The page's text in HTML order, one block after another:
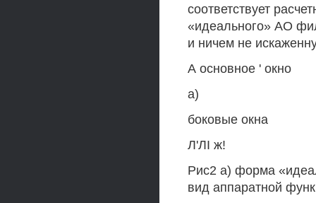
соответствует
«идеального» АО
и ничем не
А основное ' окно
а)
боковые окна
Л'ЛI ж!
Рис2 а) форма
вид аппаратной